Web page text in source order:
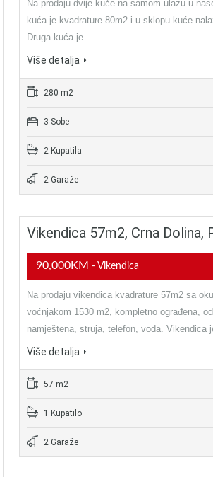
Na prodaju dvije kuće na samom ulazu u
kuća je kvadrature 80m2 i u sklopu kuće
Druga kuća je…
Više detalja
280 m2
3 Sobe
2 Kupatila
2 Garaže
Vikendica 57m2, Crna Dolina,
90,000KM - Vikendica
Na prodaju vikendica kvadrature 57m2 sa
voćnjakom 1530 m2, kompletno ograđena,
namještena, struja, telefon, voda. Vikendica
Više detalja
57 m2
1 Kupatilo
2 Garaže